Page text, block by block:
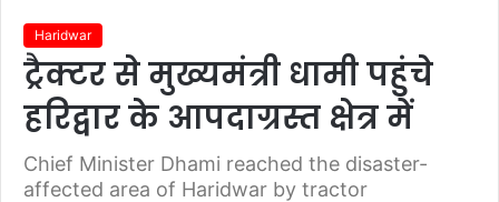
Haridwar
ट्रैक्टर से मुख्यमंत्री धामी पहुंचे
हरिद्वार के आपदाग्रस्त क्षेत्र में
Chief Minister Dhami reached the disaster-
affected area of ​​Haridwar by tractor